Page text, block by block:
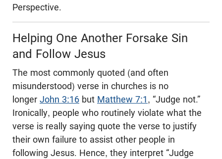
Perspective.
Helping One Another Forsake Sin
and Follow Jesus
The most commonly quoted (and often
misunderstood) verse in churches is no
longer John 3:16 but Matthew 7:1, “Judge not.”
Ironically, people who routinely violate what the
verse is really saying quote the verse to justify
their own failure to assist other people in
following Jesus. Hence, they interpret “Judge